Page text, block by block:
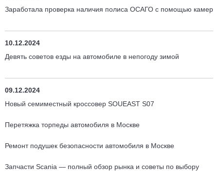
Заработала проверка наличия полиса ОСАГО с помощью камер
10.12.2024
Девять советов езды на автомобиле в непогоду зимой
09.12.2024
Новый семиместный кроссовер SOUEAST S07
Перетяжка торпеды автомобиля в Москве
Ремонт подушек безопасности автомобиля в Москве
Запчасти Scania — полный обзор рынка и советы по выбору